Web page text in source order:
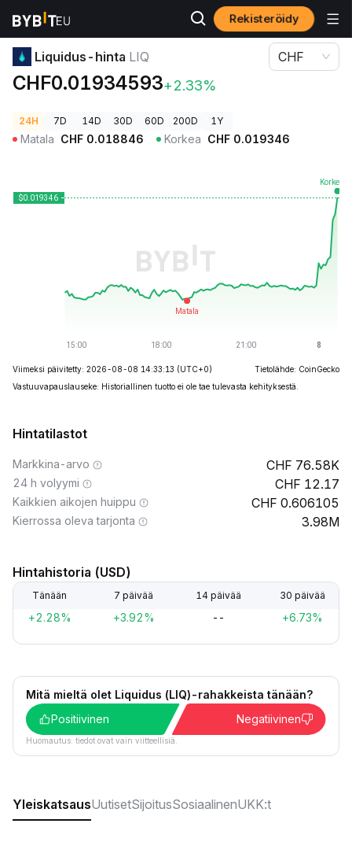
Rekisteröidy
Kryptohinnat
Liquidus-hinta LIQ
CHF0.01934593+2.33%
CHF
24H 7D 14D 30D 60D 200D 1Y
Matala CHF 0.018846 Korkea CHF 0.019346
Viimeksi päivitetty: 2026-08-08 14:33:13 (UTC+0)
Tietolähde: CoinGecko
Vastuuvapauslauseke: Historiallinen tuotto ei ole tae tulevasta kehityksestä.
Hintatilastot
Markkina-arvo 76.58K
24 h volyymi 12.17
Kaikkien aikojen huippu 0.606105
Kierrossa oleva tarjonta 3.98M
Hintahistoria (USD)
Tänään 7 päivää 14 päivää 30 päivää
+2.28% +3.92% -- +6.73%
Mitä mieltä olet Liquidus (LIQ)-rahakkeista tänään?
Positiivinen
Negatiivinen
Huomautus: tiedot ovat vain viitteellisiä.
YleiskatsausUutisetSijoitusSosiaalinenUKK:t